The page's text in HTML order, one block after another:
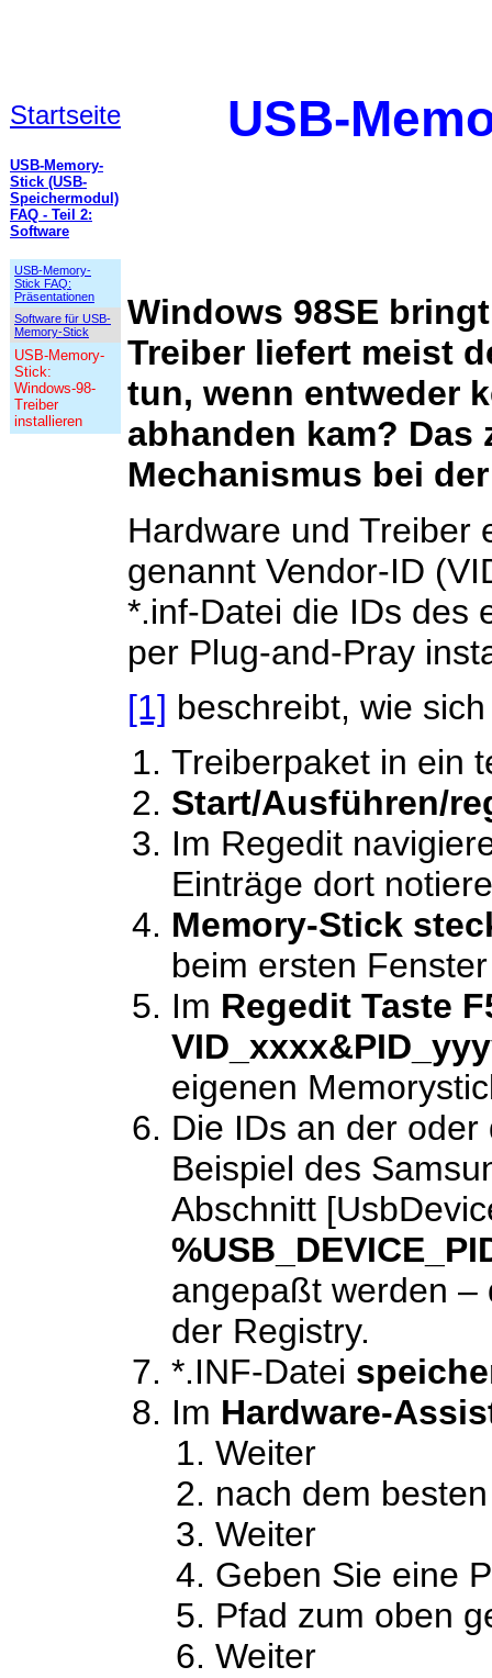
USB-
Windows 98SE
Treiber liefert meist
tun, wenn entweder
abhanden kam? Das
Mechanismus bei
Hardware und Treiber
genannt Vendor-ID
*.inf-Datei die IDs des
per Plug-and-Pray
[1] beschreibt, wie
Treiberpaket in ein
Start/Ausführen/
Im Regedit
Einträge dort
Memory-Stick
beim ersten
Im Regedit Taste
eigenen
Die IDs an der
Beispiel des
Abschnitt
angepaßt werden –
der Registry.
*.INF-Datei
Im Hardware-
Weiter
nach dem
Weiter
Geben Sie eine
Pfad zum oben
Weiter
Startseite
USB-Memory-
Stick (USB-
Speichermodul)
FAQ - Teil 2:
Software
USB-Memory-
Stick FAQ:
Präsentationen
Software für USB-
Memory-Stick
USB-Memory-
Stick:
Windows-98-
Treiber
installieren